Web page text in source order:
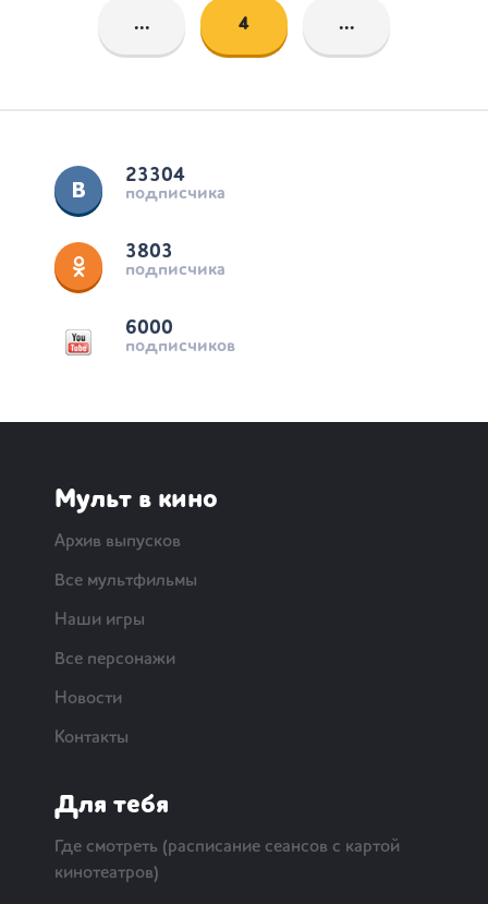
... 4 ...
23304
подписчика
3803
подписчика
6000
подписчиков
Мульт в кино
Архив выпусков
Все мультфильмы
Наши игры
Все персонажи
Новости
Контакты
Для тебя
Где смотреть (расписание сеансов с картой
кинотеатров)